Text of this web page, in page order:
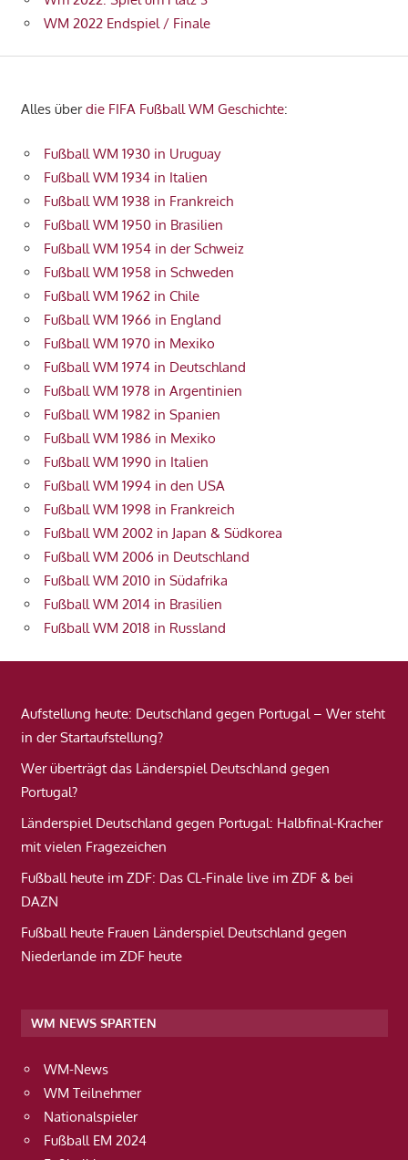
WM 2022 Endspiel / Finale
Alles überdie FIFA Fußball WM Geschichte:
Fußball WM 1930 in Uruguay
Fußball WM 1934 in Italien
Fußball WM 1938 in Frankreich
Fußball WM 1950 in Brasilien
Fußball WM 1954 in der Schweiz
Fußball WM 1958 in Schweden
Fußball WM 1962 in Chile
Fußball WM 1966 in England
Fußball WM 1970 in Mexiko
Fußball WM 1974 in Deutschland
Fußball WM 1978 in Argentinien
Fußball WM 1982 in Spanien
Fußball WM 1986 in Mexiko
Fußball WM 1990 in Italien
Fußball WM 1994 in den USA
Fußball WM 1998 in Frankreich
Fußball WM 2002 in Japan & Südkorea
Fußball WM 2006 in Deutschland
Fußball WM 2010 in Südafrika
Fußball WM 2014 in Brasilien
Fußball WM 2018 in Russland
Aufstellung heute: Deutschland gegen Portugal – Wer steht
in der Startaufstellung?
Wer überträgt das Länderspiel Deutschland gegen
Portugal?
Länderspiel Deutschland gegen Portugal: Halbfinal-Kracher
mit vielen Fragezeichen
Fußball heute im ZDF: Das CL-Finale live im ZDF & bei
DAZN
Fußball heute Frauen Länderspiel Deutschland gegen
Niederlande im ZDF heute
WM NEWS SPARTEN
WM-News
WM Teilnehmer
Nationalspieler
Fußball EM 2024